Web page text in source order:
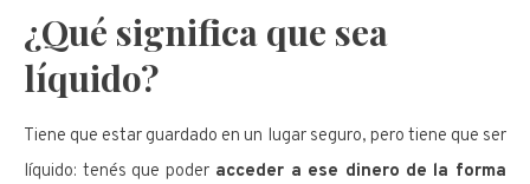
¿Qué significa que sea
líquido?
Tiene que estar guardado en un lugar seguro, pero tiene que ser
líquido: tenés que poder acceder a ese dinero de la forma